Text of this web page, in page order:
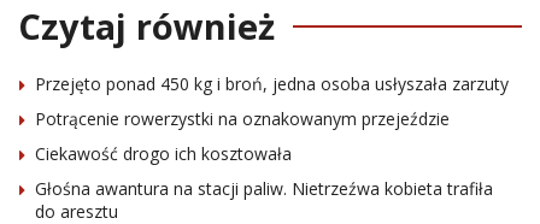
Czytaj również
Przejęto ponad 450 kg i broń, jedna osoba usłyszała zarzuty
Potrącenie rowerzystki na oznakowanym przejeździe
Ciekawość drogo ich kosztowała
Głośna awantura na stacji paliw. Nietrzeźwa kobieta trafiła
do aresztu